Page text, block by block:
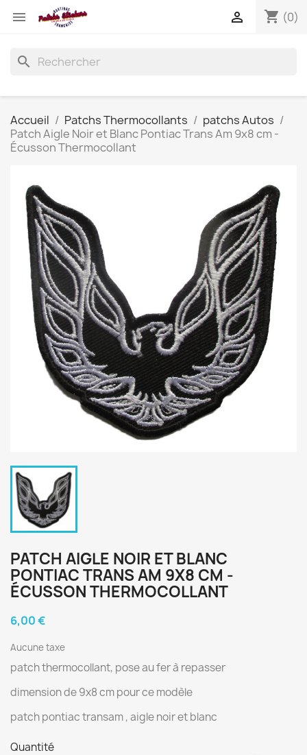
 shopping_cart (0)

search
Accueil Patchs Thermocollants
patchs Autos
Patch Aigle Noir et Blanc Pontiac Trans Am 9x8 cm -
Écusson Thermocollant
PATCH AIGLE NOIR ET BLANC
PONTIAC TRANS AM 9X8 CM -
ÉCUSSON THERMOCOLLANT
6,00 €
Aucune taxe
patch thermocollant, pose au fer à repasser
dimension de 9x8 cm pour ce modèle
patch pontiac transam , aigle noir et blanc
Quantité